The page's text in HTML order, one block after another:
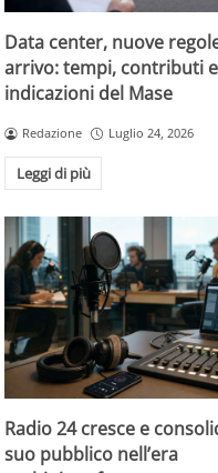
Data center, nuove
arrivo: tempi, contributi
indicazioni del Mase
Redazione Luglio 24, 2026
Leggi di più
Radio 24 cresce e
suo pubblico nell’era